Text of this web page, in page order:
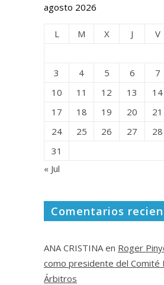
agosto 2026
L M X J V
3
4 5 6 7
10
11 12 13 14
17
18 19 20 21
24
25 26 27 28
31
« Jul
Comentarios
ANA CRISTINA en Roger
como presidente del Comité
Árbitros